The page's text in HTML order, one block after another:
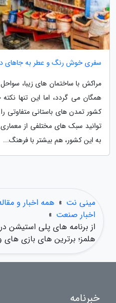
سفری خوش رنگ و عطر به جاهای
مراکش با ساختمان های زیبا،
همگان می گردد، اما این تنها
کشور تمدن های باستانی
توانید سبک های مختلفی از
به این کشور، هم بیشتر با فرهنگ...
مینی نت » همه اخبار و
اخبار صنعت »
از برنامه های پلی استیشن
هلمز؛ برترین های بازی های
خبرنامه